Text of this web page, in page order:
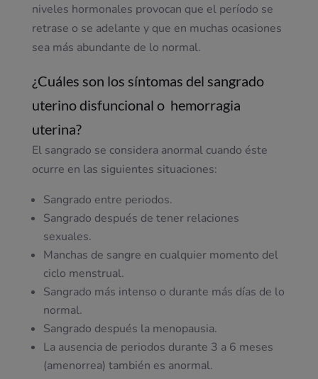
niveles hormonales provocan que el período se
retrase o se adelante y que en muchas ocasiones
sea más abundante de lo normal.
¿Cuáles son los síntomas del sangrado
uterino disfuncional o hemorragia
uterina?
El sangrado se considera anormal cuando éste
ocurre en las siguientes situaciones:
Sangrado entre periodos.
Sangrado después de tener relaciones
sexuales.
Manchas de sangre en cualquier momento del
ciclo menstrual.
Sangrado más intenso o durante más días de lo
normal.
Sangrado después la menopausia.
La ausencia de periodos durante 3 a 6 meses
(amenorrea) también es anormal.